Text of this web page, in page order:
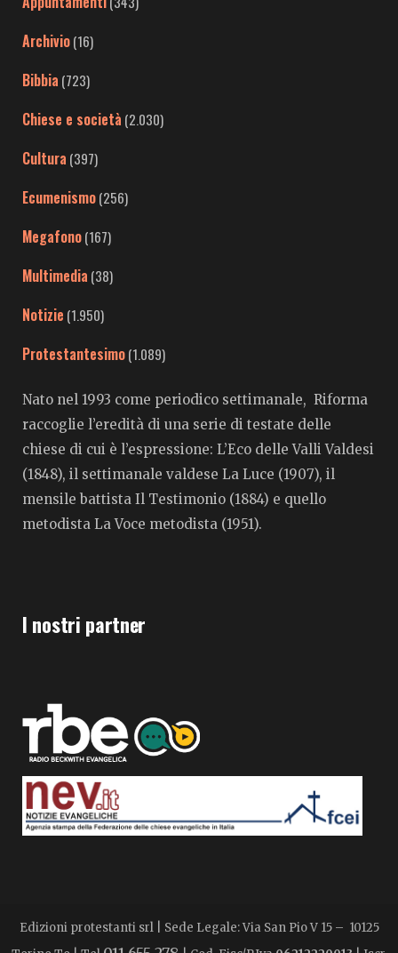
Archivio(16)
Bibbia (723)
Chiese e società (2.030)
Cultura (397)
Ecumenismo(256)
Megafono(167)
Multimedia (38)
Notizie (1.950)
Protestantesimo(1.089)
Nato nel 1993 come periodico settimanale, Riforma
raccoglie l’eredità di una serie di testate delle
chiese di cui è l’espressione: L’Eco delle Valli Valdesi
(1848), il settimanale valdese La Luce (1907), il
mensile battista Il Testimonio (1884) e quello
metodista La Voce metodista (1951).
I nostri partner
Edizioni protestanti srl | Sede Legale: Via San Pio V 15 – 10125